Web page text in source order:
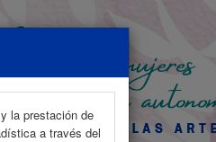
la prestación de
a través del